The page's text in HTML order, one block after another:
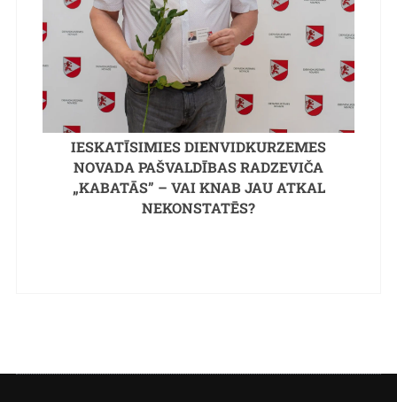
IESKATĪSIMIES DIENVIDKURZEMES
NOVADA PAŠVALDĪBAS RADZEVIČA
„KABATĀS” – VAI KNAB JAU ATKAL
NEKONSTATĒS?